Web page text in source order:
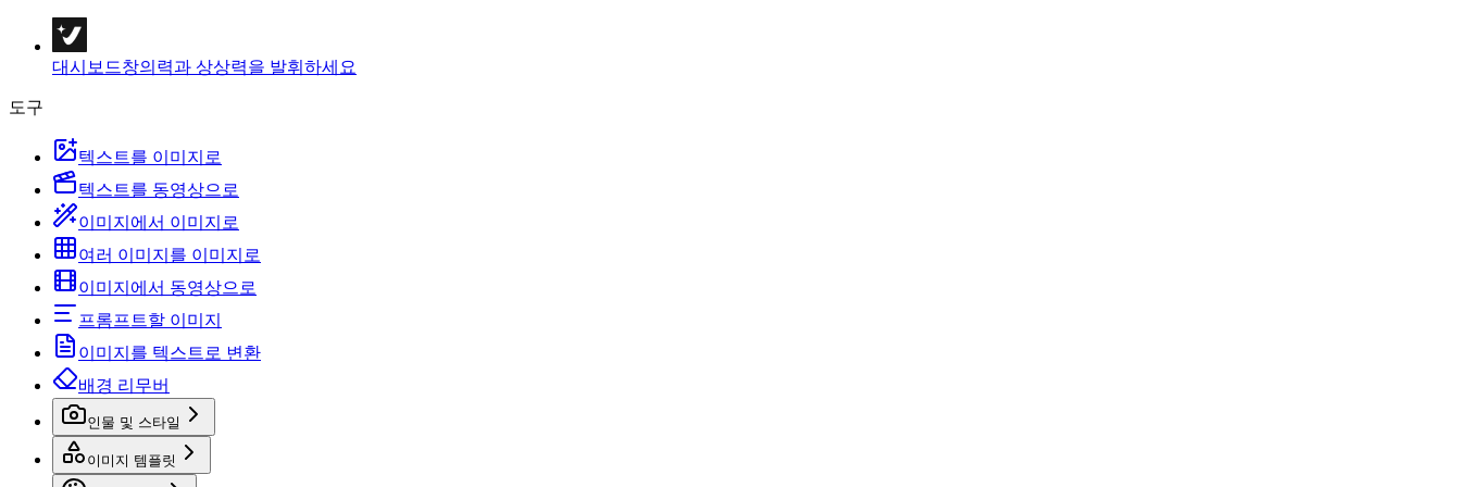
대시보드창의력과 상상력을 발휘하세요
도구
텍스트를 이미지로
텍스트를 동영상으로
이미지에서 이미지로
여러 이미지를 이미지로
이미지에서 동영상으로
프롬프트할 이미지
이미지를 텍스트로 변환
배경 리무버
인물 및 스타일
이미지 템플릿